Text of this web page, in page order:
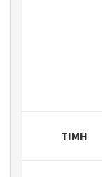
ΤΙΜΉ